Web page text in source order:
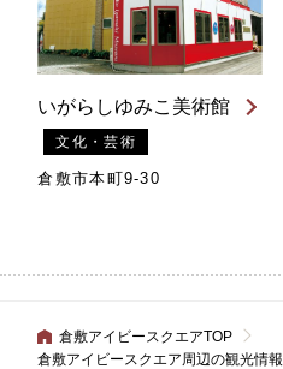
いがらしゆみこ美術館
文化・芸術
倉敷市本町9-30
倉敷アイビースクエアTOP
倉敷アイビースクエア周辺の観光情報